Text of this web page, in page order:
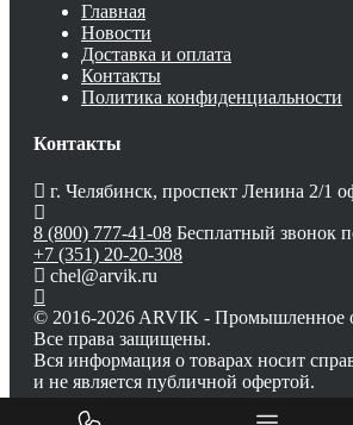
Главная
Новости
Доставка и оплата
Контакты
Политика конфиденциальности
Контакты
г. Челябинск, проспект Ленина 2/1
8 (800) 777-41-08 Бесплатный звонок
+7 (351) 20-20-308
chel@arvik.ru
© 2016-2026 ARVIK - Промышленное
Все права защищены.
Вся информация о товарах носит
и не является публичной офертой.